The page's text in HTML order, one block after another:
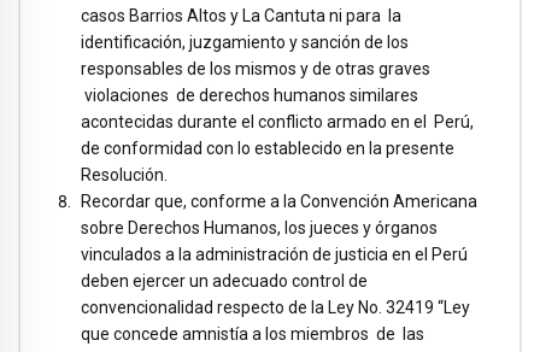
casos Barrios Altos y La Cantuta ni para la
identificación, juzgamiento y sanción de los
responsables de los mismos y de otras graves
violaciones de derechos humanos similares
acontecidas durante el conflicto armado en el Perú,
de conformidad con lo establecido en la presente
Resolución.
Recordar que, conforme a la Convención Americana
sobre Derechos Humanos, los jueces y órganos
vinculados a la administración de justicia en el Perú
deben ejercer un adecuado control de
convencionalidad respecto de la Ley No. 32419 “Ley
que concede amnistía a los miembros de las